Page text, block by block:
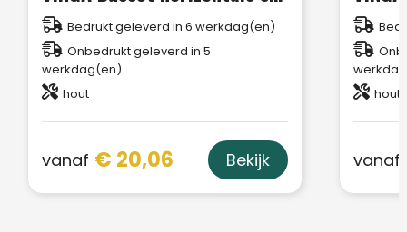
Bedrukt geleverd in 6 werkdag(en)
Onbedrukt geleverd in 5
werkdag(en)
hout
vanaf € 20,06 Bekijk
hout
vanaf